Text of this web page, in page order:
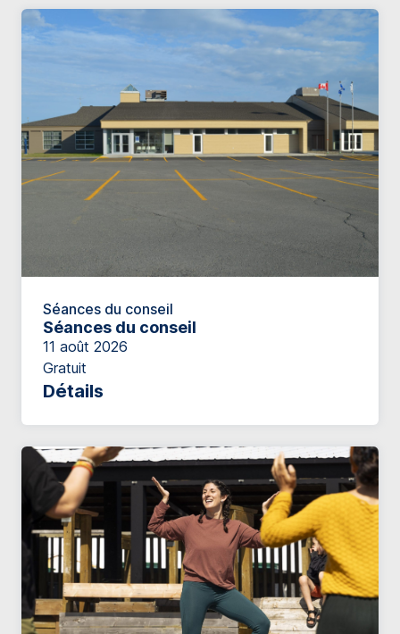
Séances du conseil
Séances du conseil
11 août 2026
Gratuit
Détails